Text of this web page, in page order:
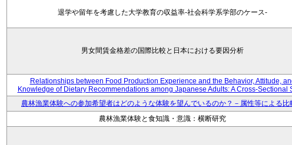
退学や留年を考慮した大学教育の収益率-社会科学系学部のケース-
男女間賃金格差の国際比較と日本における要因分析
Relationships between Food Production Experience and the Behavior, Attitude,
Knowledge of Dietary Recommendations among Japanese Adults: A Cross-Sectional
農林漁業体験への参加希望者はどのような体験を望んでいるのか？－属性等による比
農林漁業体験と食知識・意識：横断研究